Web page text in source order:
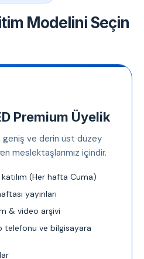
Modelini Seçin
Premium Üyelik
geniş ve derin üst düzey
meslektaşlarımız içindir.
(Her hafta Cuma)
yayınları
& video arşivi
telefonu ve bilgisayara